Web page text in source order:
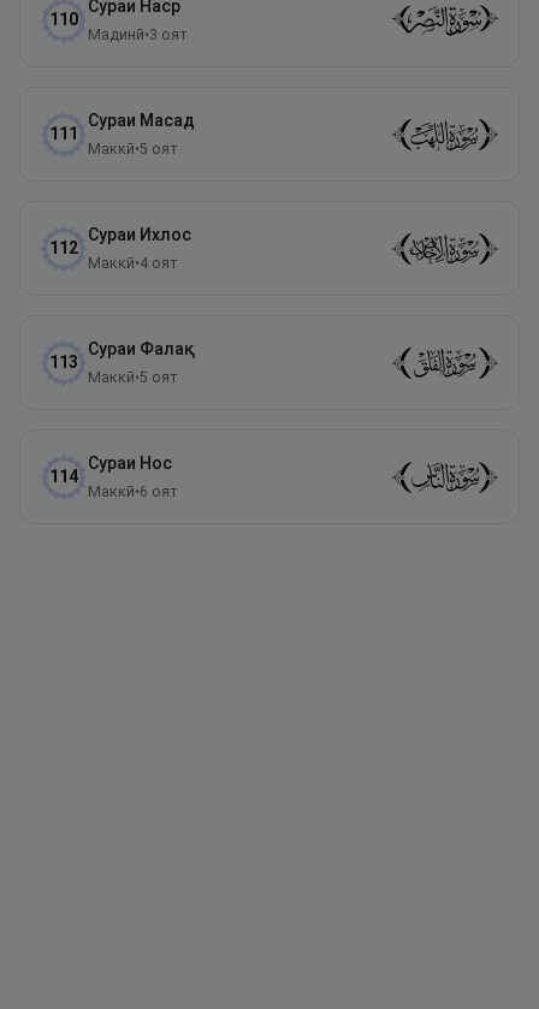
110
Сураи Наср
Мадинӣ•3 оят
111
Сураи Масад
Маккӣ•5 оят
112
Сураи Ихлос
Маккӣ•4 оят
113
Сураи Фалақ
Маккӣ•5 оят
114
Сураи Нос
Маккӣ•6 оят